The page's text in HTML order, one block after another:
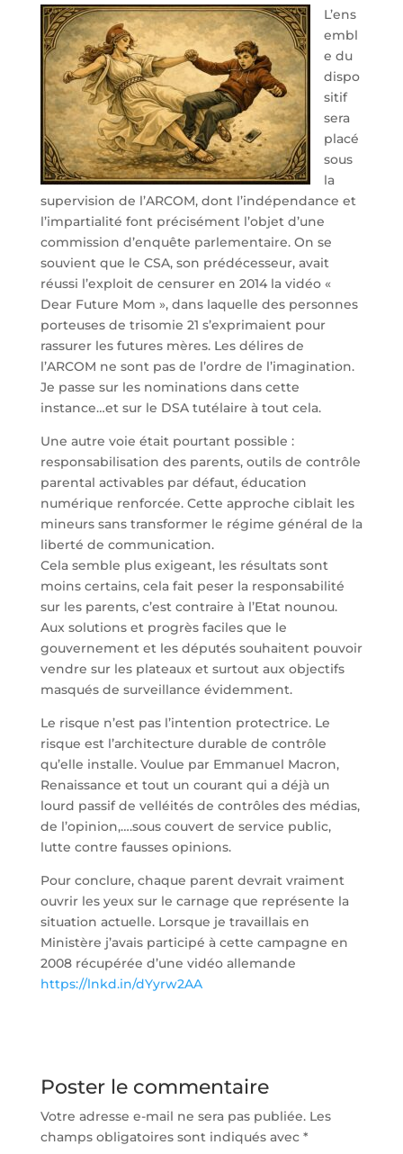
L’ens
embl
e du
dispo
sitif
sera
placé
sous
la
supervision de l’ARCOM, dont l’indépendance et
l’impartialité font précisément l’objet d’une
commission d’enquête parlementaire. On se
souvient que le CSA, son prédécesseur, avait
réussi l’exploit de censurer en 2014 la vidéo «
Dear Future Mom », dans laquelle des personnes
porteuses de trisomie 21 s’exprimaient pour
rassurer les futures mères. Les délires de
l’ARCOM ne sont pas de l’ordre de l’imagination.
Je passe sur les nominations dans cette
instance…et sur le DSA tutélaire à tout cela.
Une autre voie était pourtant possible :
responsabilisation des parents, outils de contrôle
parental activables par défaut, éducation
numérique renforcée. Cette approche ciblait les
mineurs sans transformer le régime général de la
liberté de communication.
Cela semble plus exigeant, les résultats sont
moins certains, cela fait peser la responsabilité
sur les parents, c’est contraire à l’Etat nounou.
Aux solutions et progrès faciles que le
gouvernement et les députés souhaitent pouvoir
vendre sur les plateaux et surtout aux objectifs
masqués de surveillance évidemment.
Le risque n’est pas l’intention protectrice. Le
risque est l’architecture durable de contrôle
qu’elle installe. Voulue par Emmanuel Macron,
Renaissance et tout un courant qui a déjà un
lourd passif de velléités de contrôles des médias,
de l’opinion,….sous couvert de service public,
lutte contre fausses opinions.
Pour conclure, chaque parent devrait vraiment
ouvrir les yeux sur le carnage que représente la
situation actuelle. Lorsque je travaillais en
Ministère j’avais participé à cette campagne en
2008 récupérée d’une vidéo allemande
https://lnkd.in/dYyrw2AA
Poster le commentaire
Votre adresse e-mail ne sera pas publiée. Les
champs obligatoires sont indiqués avec *